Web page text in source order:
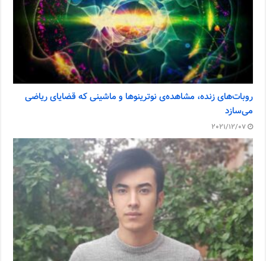
روبات‌های زنده، مشاهده‌ی نوترینوها و ماشینی که قضایای ریاضی
می‌سازد
2021/12/07